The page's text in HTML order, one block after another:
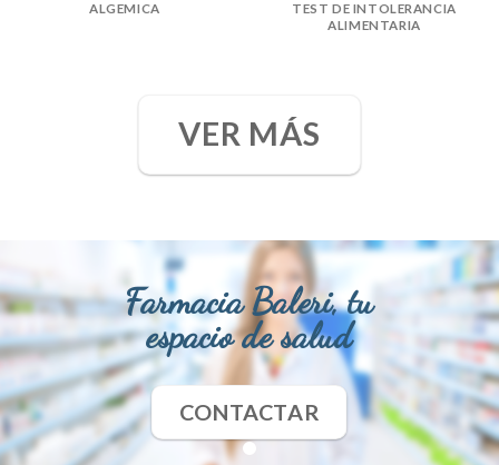
ALGEMICA
TEST DE INTOLERANCIA
ALIMENTARIA
VER MÁS
Farmacia Baleri, tu
espacio de salud
CONTACTAR